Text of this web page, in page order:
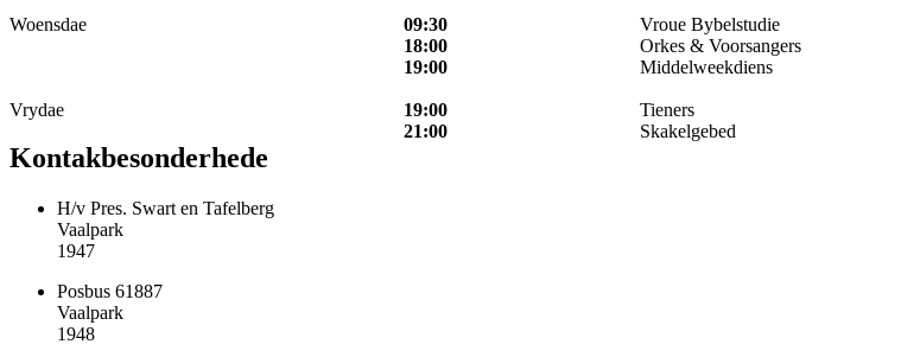
Woensdae
Vrydae
09:30
18:00
19:00
19:00
21:00
Vroue Bybelstudie
Orkes & Voorsangers
Middelweekdiens
Tieners
Skakelgebed
Kontakbesonderhede
H/v Pres. Swart en Tafelberg
Vaalpark
1947
Posbus 61887
Vaalpark
1948